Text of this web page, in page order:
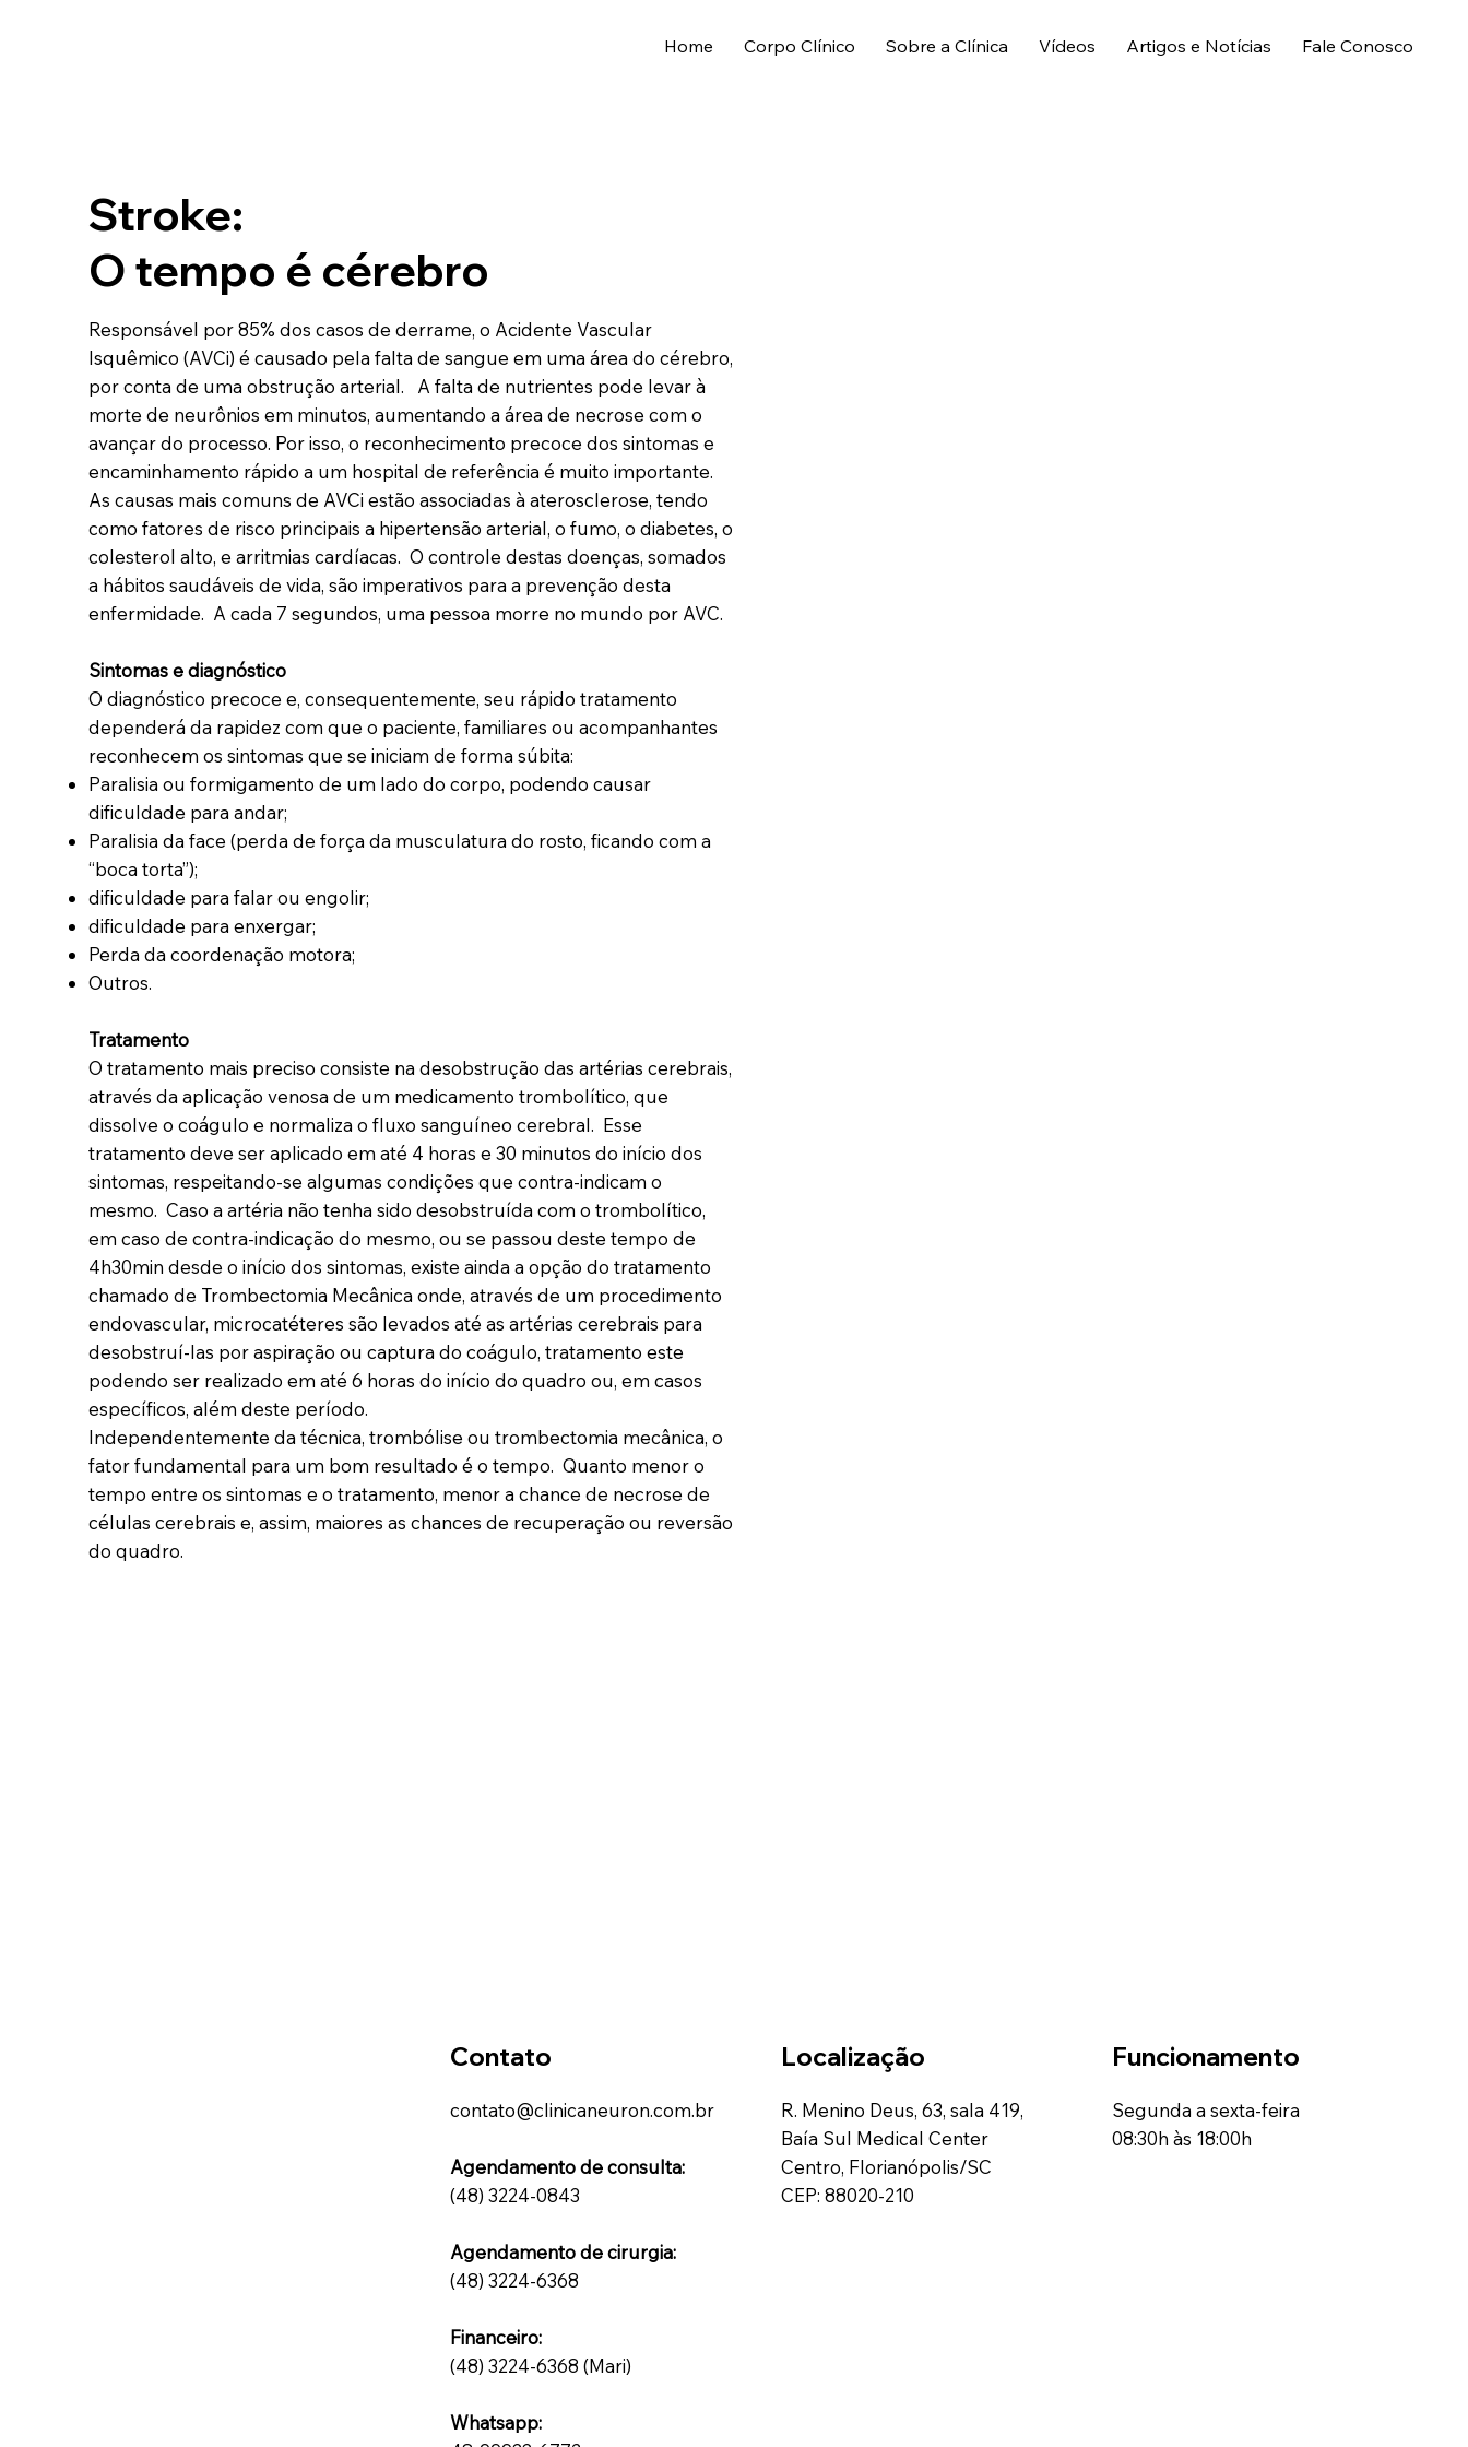
Home Corpo Clínico Sobre a Clínica Vídeos Artigos e Notícias Fale Conosco
Stroke:
O tempo é cérebro
Responsável por 85% dos casos de derrame, o Acidente Vascular
Isquêmico (AVCi) é causado pela falta de sangue em uma área do cérebro,
por conta de uma obstrução arterial. A falta de nutrientes pode levar à
morte de neurônios em minutos, aumentando a área de necrose com o
avançar do processo. Por isso, o reconhecimento precoce dos sintomas e
encaminhamento rápido a um hospital de referência é muito importante.
As causas mais comuns de AVCi estão associadas à aterosclerose, tendo
como fatores de risco principais a hipertensão arterial, o fumo, o diabetes, o
colesterol alto, e arritmias cardíacas. O controle destas doenças, somados
a hábitos saudáveis de vida, são imperativos para a prevenção desta
enfermidade. A cada 7 segundos, uma pessoa morre no mundo por AVC.
Sintomas e diagnóstico
O diagnóstico precoce e, consequentemente, seu rápido tratamento
dependerá da rapidez com que o paciente, familiares ou acompanhantes
reconhecem os sintomas que se iniciam de forma súbita:
Paralisia ou formigamento de um lado do corpo, podendo causar
dificuldade para andar;
Paralisia da face (perda de força da musculatura do rosto, ficando com a
“boca torta”);
dificuldade para falar ou engolir;
dificuldade para enxergar;
Perda da coordenação motora;
Outros.
Tratamento
O tratamento mais preciso consiste na desobstrução das artérias cerebrais,
através da aplicação venosa de um medicamento trombolítico, que
dissolve o coágulo e normaliza o fluxo sanguíneo cerebral. Esse
tratamento deve ser aplicado em até 4 horas e 30 minutos do início dos
sintomas, respeitando-se algumas condições que contra-indicam o
mesmo. Caso a artéria não tenha sido desobstruída com o trombolítico,
em caso de contra-indicação do mesmo, ou se passou deste tempo de
4h30min desde o início dos sintomas, existe ainda a opção do tratamento
chamado de Trombectomia Mecânica onde, através de um procedimento
endovascular, microcatéteres são levados até as artérias cerebrais para
desobstruí-las por aspiração ou captura do coágulo, tratamento este
podendo ser realizado em até 6 horas do início do quadro ou, em casos
específicos, além deste período.
Independentemente da técnica, trombólise ou trombectomia mecânica, o
fator fundamental para um bom resultado é o tempo. Quanto menor o
tempo entre os sintomas e o tratamento, menor a chance de necrose de
células cerebrais e, assim, maiores as chances de recuperação ou reversão
do quadro.
Contato
contato@clinicaneuron.com.br
Agendamento de consulta:
(48) 3224-0843
Agendamento de cirurgia:
(48) 3224-6368
Financeiro:
(48) 3224-6368 (Mari)
Whatsapp:
Localização
R. Menino Deus, 63, sala 419,
Baía Sul Medical Center
Centro, Florianópolis/SC
CEP: 88020-210
Funcionamento
Segunda a sexta-feira
08:30h às 18:00h